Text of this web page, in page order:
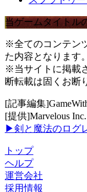
当ゲームタイトル
※全てのコンテン
た内容となります。
※当サイトに掲載
断転載は固くお断
[記事編集
[提供]Marvelous
▶剣と魔法のログ
トップ
ヘルプ
運営会社
採用情報